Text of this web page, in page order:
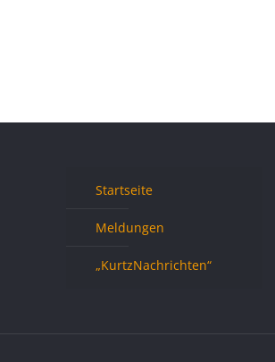
Startseite
Meldungen
„KurtzNachrichten“